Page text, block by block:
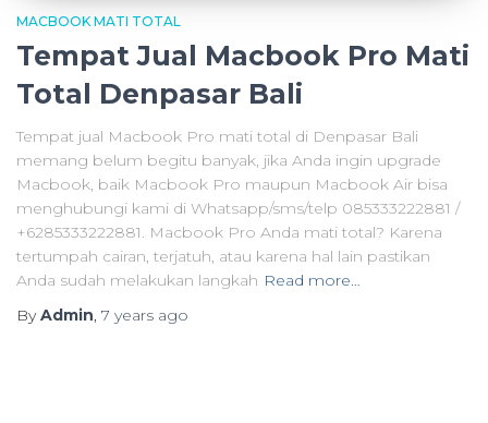
MACBOOK MATI TOTAL
Tempat Jual Macbook Pro Mati
Total Denpasar Bali
Tempat jual Macbook Pro mati total di Denpasar Bali
memang belum begitu banyak, jika Anda ingin upgrade
Macbook, baik Macbook Pro maupun Macbook Air bisa
menghubungi kami di Whatsapp/sms/telp 085333222881 /
+6285333222881. Macbook Pro Anda mati total? Karena
tertumpah cairan, terjatuh, atau karena hal lain pastikan
Anda sudah melakukan langkah Read more…
ByAdmin, 7 years ago